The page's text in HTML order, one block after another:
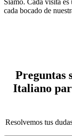
cada bocado de
Preguntas
Italiano
Resolvemos tus